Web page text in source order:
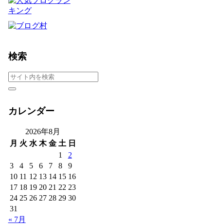
検索
カレンダー
2026年8月
月 火 水 木 金 土 日
1
2
3
4 5 6 7 8
9
10 11 12 13 14 15 16
17 18 19 20 21 22 23
24 25 26 27 28 29 30
31
« 7月